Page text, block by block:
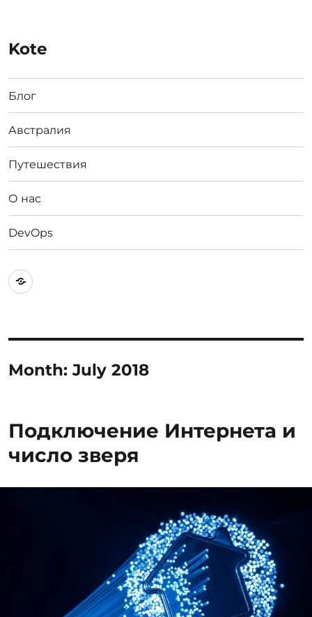
Kote
Блог
Австралия
Путешествия
О нас
DevOps
Австралия
Month:July 2018
Подключение Интернета и
число зверя